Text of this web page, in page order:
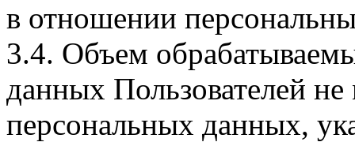
в отношении
3.4. Объем
данных Пользователей
персональных данных,